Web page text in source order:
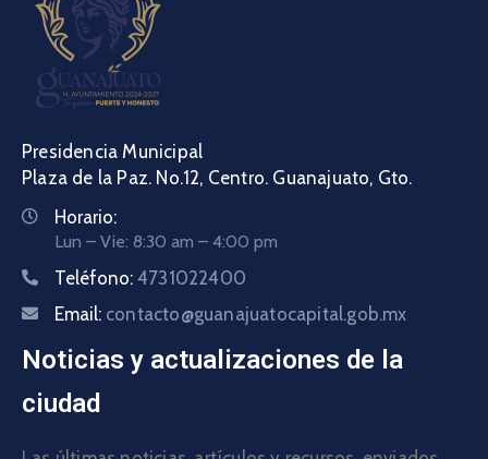
Presidencia Municipal
Plaza de la Paz. No.12, Centro. Guanajuato, Gto.
Horario:
Lun – Vie: 8:30 am – 4:00 pm
Teléfono: 4731022400
Email: contacto@guanajuatocapital.gob.mx
Noticias y actualizaciones de la
ciudad